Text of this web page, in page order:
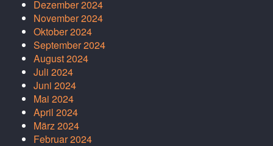
Dezember 2024
November 2024
Oktober 2024
September 2024
August 2024
Juli 2024
Juni 2024
Mai 2024
April 2024
März 2024
Februar 2024